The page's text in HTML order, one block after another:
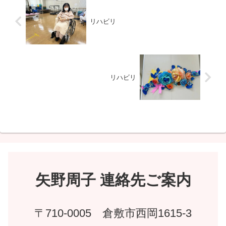
リハビリ
リハビリ
矢野周子 連絡先ご案内
〒710-0005 倉敷市西岡1615-3